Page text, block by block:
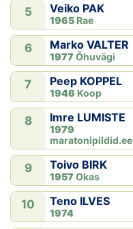
5 Veiko PAK
1965 Rae
6 Marko VALTER
1977 Õhuvägi
7 Peep KOPPEL
1946 Koop
8 Imre LUMISTE
1979
maratonipildid.ee
9 Toivo BIRK
1957 Okas
10 Teno ILVES
1974